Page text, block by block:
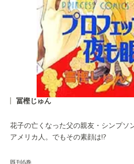
冨樫じゅん
花子の亡くなった父の親友・シンプソ
アメリカ人。でもその素顔は!?
既刊6巻